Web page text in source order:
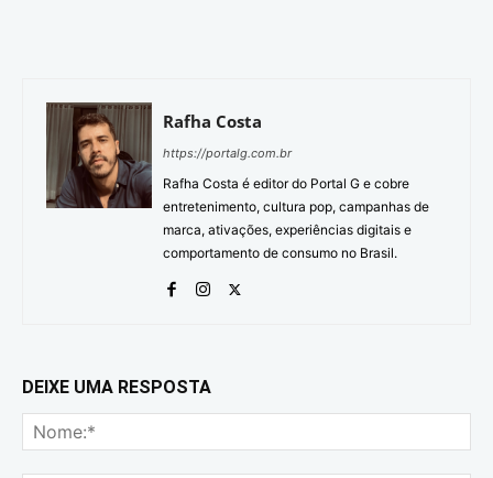
Rafha Costa
https://portalg.com.br
Rafha Costa é editor do Portal G e cobre
entretenimento, cultura pop, campanhas de
marca, ativações, experiências digitais e
comportamento de consumo no Brasil.
DEIXE UMA RESPOSTA